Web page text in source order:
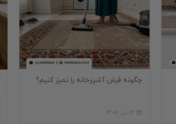
چگونه فرش آشپزخانه را تمیز کنیم؟
13 تیر 1405